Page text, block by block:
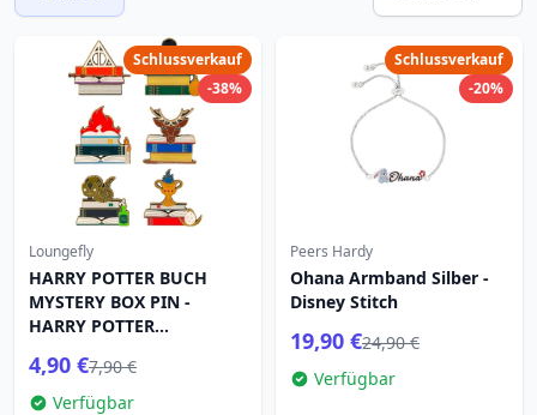
Schlussverkauf
-38%
Loungefly
HARRY POTTER BUCH
MYSTERY BOX PIN -
HARRY POTTER
4,90 €7,90 €
Verfügbar
Schlussverkauf
-20%
Peers Hardy
Ohana Armband Silber -
Disney Stitch
19,90 €24,90 €
Verfügbar